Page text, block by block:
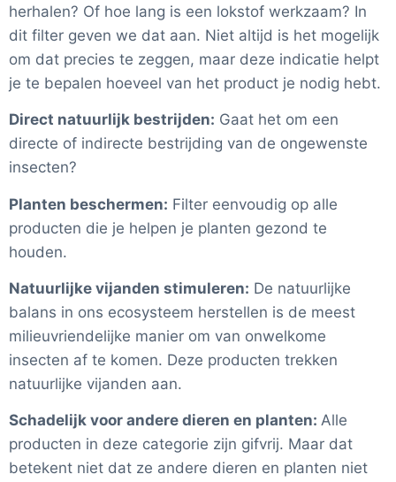
herhalen? Of hoe lang is een lokstof werkzaam? In
dit filter geven we dat aan. Niet altijd is het mogelijk
om dat precies te zeggen, maar deze indicatie helpt
je te bepalen hoeveel van het product je nodig hebt.
Direct natuurlijk bestrijden: Gaat het om een
directe of indirecte bestrijding van de ongewenste
insecten?
Planten beschermen: Filter eenvoudig op alle
producten die je helpen je planten gezond te
houden.
Natuurlijke vijanden stimuleren: De natuurlijke
balans in ons ecosysteem herstellen is de meest
milieuvriendelijke manier om van onwelkome
insecten af te komen. Deze producten trekken
natuurlijke vijanden aan.
Schadelijk voor andere dieren en planten: Alle
producten in deze categorie zijn gifvrij. Maar dat
betekent niet dat ze andere dieren en planten niet